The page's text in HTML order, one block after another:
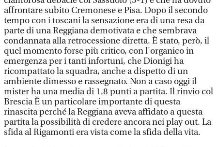
affrontare subito Cremonese e Pisa. Dopo il secondo
tempo con i toscani la sensazione era di una resa da
parte di una Reggiana demotivata e che sembrava
condannata alla retrocessione diretta. È stato, però, il
quel momento forse più critico, con l'organico in
emergenza per i tanti infortuni, che Dionigi ha
ricompattato la squadra, anche a dispetto di un
ambiente dimesso e rassegnato. Non a caso oggi il
mister ha una media di 1,8 punti a partita. Il rinvio col
Brescia È un particolare importante di questa
rinascita perché la Reggiana aveva affidato a questa
partita la possibilità di credere ancora nei play out. La
sfida al Rigamonti era vista come la sfida della vita.